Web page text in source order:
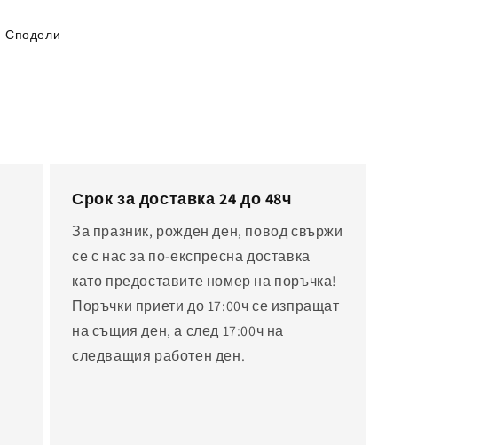
Сподели
Срок за доставка 24 до 48ч
За празник, рожден ден, повод свържи
се с нас за по-експресна доставка
като предоставите номер на поръчка!
Поръчки приети до 17:00ч се изпращат
на същия ден, а след 17:00ч на
следващия работен ден.